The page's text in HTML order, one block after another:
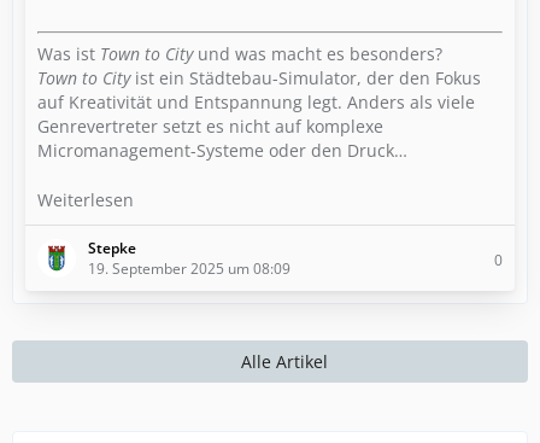
Was ist Town to Cityund was macht es besonders?
Town to Cityist ein Städtebau-Simulator, der den Fokus
auf Kreativität und Entspannung legt. Anders als viele
Genrevertreter setzt es nicht auf komplexe
Micromanagement-Systeme oder den Druck…
Weiterlesen
Stepke
19. September 2025 um 08:09
0
Alle Artikel